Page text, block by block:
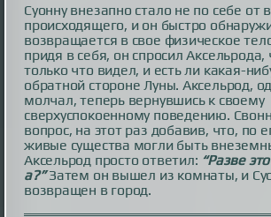
Суонну внезапно стало не по себе от
происходящего, и он быстро
возвращается в свое физическое
придя в себя, он спросил
только что видел, и есть ли какая-
обратной стороне Луны. Аксельрод,
молчал, теперь вернувшись к своему
сверхуспокоенному поведению.
вопрос, на этот раз добавив, что, по
живые существа могли быть
Аксельрод просто ответил: “Разве
а?”Затем он вышел из комнаты, и
возвращен в город.